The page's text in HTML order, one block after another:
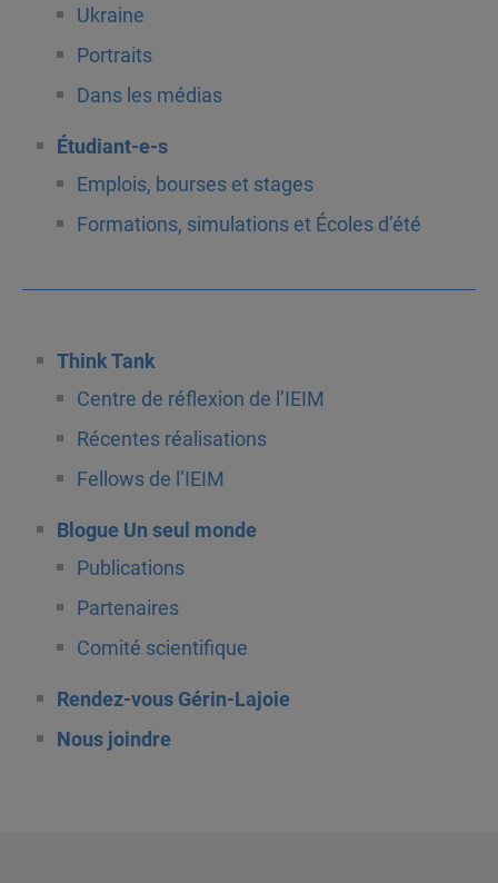
Ukraine
Portraits
Dans les médias
Étudiant-e-s
Emplois, bourses et stages
Formations, simulations et Écoles d’été
Think Tank
Centre de réflexion de l’IEIM
Récentes réalisations
Fellows de l’IEIM
Blogue Un seul monde
Publications
Partenaires
Comité scientifique
Rendez-vous Gérin-Lajoie
Nous joindre